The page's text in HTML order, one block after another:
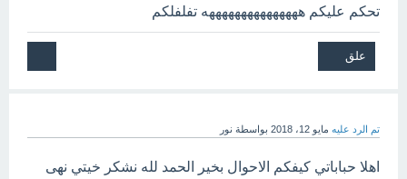
تحكم عليكم هههههههههههههههه تفلفلكم
تم الرد عليه مايو 12، 2018 بواسطة نور
اهلا حباباتي كيفكم الاحوال بخير الحمد لله نشكر خيتي نهى